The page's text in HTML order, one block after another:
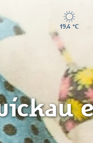
19,4 °C